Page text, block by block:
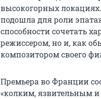
высокогорных
подошла для роли
способности сочетать
режиссером, но и, как
композитором своего
Премьера во Франции
«колким, язвительным